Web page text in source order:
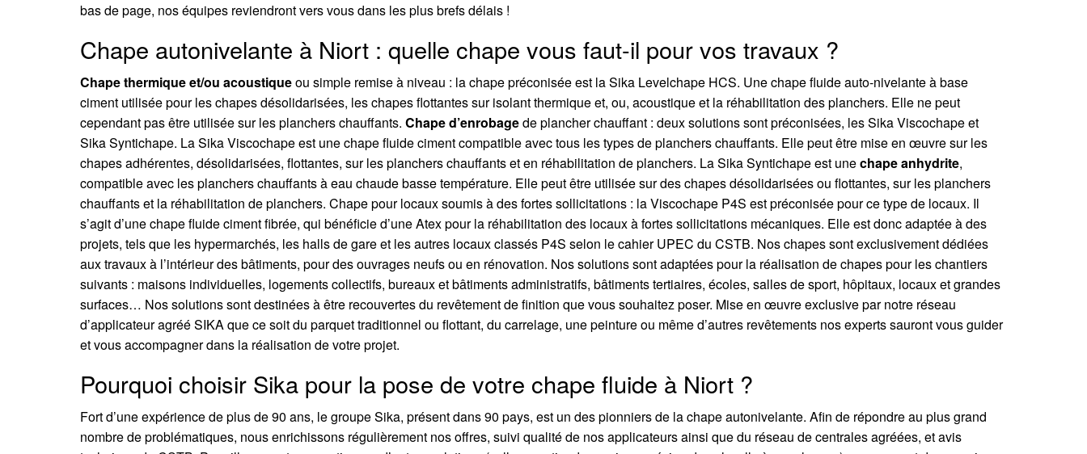
bas de page, nos équipes reviendront vers vous dans les plus brefs délais !
Chape autonivelante à Niort : quelle chape vous faut-il pour vos travaux ?
Chape thermique et/ou acoustiqueou simple remise à niveau : la chape préconisée est la Sika Levelchape HCS. Une chape fluide auto-nivelante à base
ciment utilisée pour les chapes désolidarisées, les chapes flottantes sur isolant thermique et, ou, acoustique et la réhabilitation des planchers. Elle ne peut
cependant pas être utilisée sur les planchers chauffants. Chape d’enrobagede plancher chauffant : deux solutions sont préconisées, les Sika Viscochape et
Sika Syntichape. La Sika Viscochape est une chape fluide ciment compatible avec tous les types de planchers chauffants. Elle peut être mise en œuvre sur les
chapes adhérentes, désolidarisées, flottantes, sur les planchers chauffants et en réhabilitation de planchers. La Sika Syntichape est unechape anhydrite,
compatible avec les planchers chauffants à eau chaude basse température. Elle peut être utilisée sur des chapes désolidarisées ou flottantes, sur les planchers
chauffants et la réhabilitation de planchers. Chape pour locaux soumis à des fortes sollicitations : la Viscochape P4S est préconisée pour ce type de locaux. Il
s’agit d’une chape fluide ciment fibrée, qui bénéficie d’une Atex pour la réhabilitation des locaux à fortes sollicitations mécaniques. Elle est donc adaptée à des
projets, tels que les hypermarchés, les halls de gare et les autres locaux classés P4S selon le cahier UPEC du CSTB. Nos chapes sont exclusivement dédiées
aux travaux à l’intérieur des bâtiments, pour des ouvrages neufs ou en rénovation. Nos solutions sont adaptées pour la réalisation de chapes pour les chantiers
suivants : maisons individuelles, logements collectifs, bureaux et bâtiments administratifs, bâtiments tertiaires, écoles, salles de sport, hôpitaux, locaux et grandes
surfaces… Nos solutions sont destinées à être recouvertes du revêtement de finition que vous souhaitez poser. Mise en œuvre exclusive par notre réseau
d’applicateur agréé SIKA que ce soit du parquet traditionnel ou flottant, du carrelage, une peinture ou même d’autres revêtements nos experts sauront vous guider
et vous accompagner dans la réalisation de votre projet.
Pourquoi choisir Sika pour la pose de votre chape fluide à Niort ?
Fort d’une expérience de plus de 90 ans, le groupe Sika, présent dans 90 pays, est un des pionniers de la chape autonivelante. Afin de répondre au plus grand
nombre de problématiques, nous enrichissons régulièrement nos offres, suivi qualité de nos applicateurs ainsi que du réseau de centrales agréées, et avis